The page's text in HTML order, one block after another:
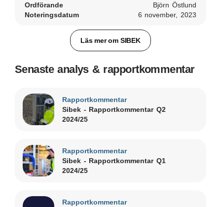
Ordförande
Björn Östlund
Noteringsdatum
6 november, 2023
Läs mer om SIBEK
Senaste analys & rapportkommentar
Rapportkommentar
Sibek - Rapportkommentar Q2
2024/25
Rapportkommentar
Sibek - Rapportkommentar Q1
2024/25
Rapportkommentar